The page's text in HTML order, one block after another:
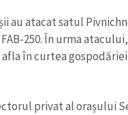
au atacat satul
250. În urma
în curtea
privat al orașului
+ Mesajul știrei